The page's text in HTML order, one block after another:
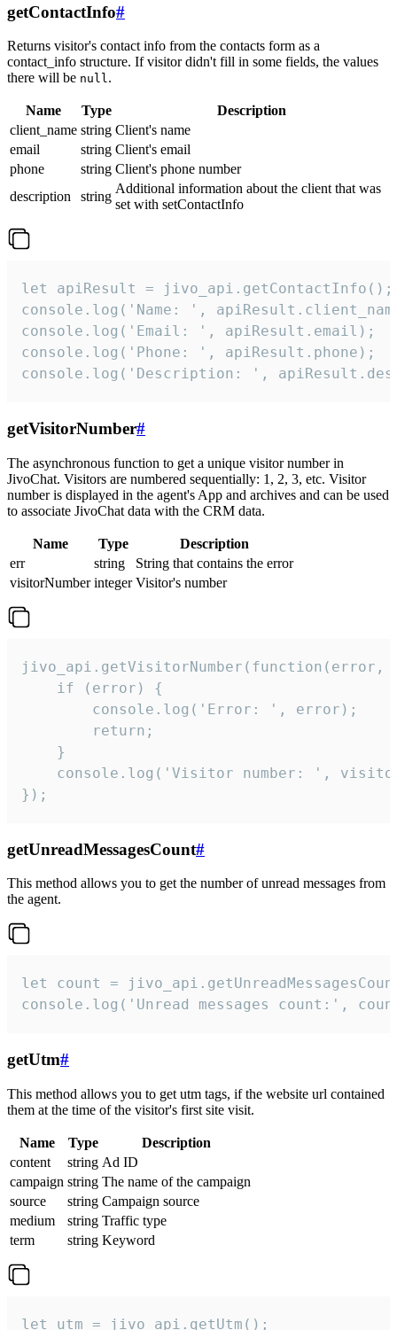
getContactInfo#
Returns visitor's contact info from the contacts form as a
contact_info structure. If visitor didn't fill in some fields, the values
there will be null.
Name Type
Description
client_name string Client's name
email
string Client's email
phone
string Client's phone number
description
string
Additional information about the client that was
set with setContactInfo
let apiResult = jivo_api.getContactInfo();
console.log('Name: ',
console.log('Email: ', apiResult.email);
console.log('Phone: ', apiResult.phone);
console.log('Description: ',
getVisitorNumber#
The asynchronous function to get a unique visitor number in
JivoChat. Visitors are numbered sequentially: 1, 2, 3, etc. Visitor
number is displayed in the agent's App and archives and can be used
to associate JivoChat data with the CRM data.
Name Type
Description
err
string
String that contains the error
visitorNumber integer Visitor's number
jivo_api.getVisitorNumber(function(error,
    if (error) {
        console.log('Error: ', error);
        return;
    }
console.log('Visitor number: ',
});
getUnreadMessagesCount#
This method allows you to get the number of unread messages from
the agent.
let count =
console.log('Unread messages count:',
getUtm#
This method allows you to get utm tags, if the website url contained
them at the time of the visitor's first site visit.
Name Type
Description
content
string Ad ID
campaign string The name of the campaign
source
string Campaign source
medium
string Traffic type
term
string Keyword
let utm = jivo_api.getUtm();